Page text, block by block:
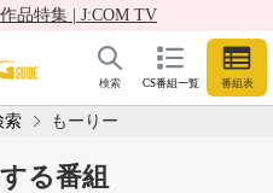
品特集 | J:COM TV
CS番組一覧 番組表
検索
索 もーりー
る番組